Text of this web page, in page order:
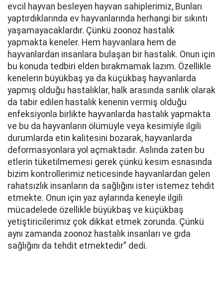
evcil hayvan besleyen hayvan sahiplerimiz, Bunları
yaptırdıklarında ev hayvanlarında herhangi bir sıkıntı
yaşamayacaklardır. Çünkü zoonoz hastalık
yapmakta keneler. Hem hayvanlara hem de
hayvanlardan insanlara bulaşan bir hastalık. Onun için
bu konuda tedbiri elden bırakmamak lazım. Özellikle
kenelerin büyükbaş ya da küçükbaş hayvanlarda
yapmış olduğu hastalıklar, halk arasında sarılık olarak
da tabir edilen hastalık kenenin vermiş olduğu
enfeksiyonla birlikte hayvanlarda hastalık yapmakta
ve bu da hayvanların ölümüyle veya kesimiyle ilgili
durumlarda etin kalitesini bozarak, hayvanlarda
deformasyonlara yol açmaktadır. Aslında zaten bu
etlerin tüketilmemesi gerek çünkü kesim esnasında
bizim kontrollerimiz neticesinde hayvanlardan gelen
rahatsızlık insanların da sağlığını ister istemez tehdit
etmekte. Onun için yaz aylarında keneyle ilgili
mücadelede özellikle büyükbaş ve küçükbaş
yetiştiricilerimiz çok dikkat etmek zorunda. Çünkü
aynı zamanda zoonoz hastalık insanları ve gıda
sağlığını da tehdit etmektedir" dedi.